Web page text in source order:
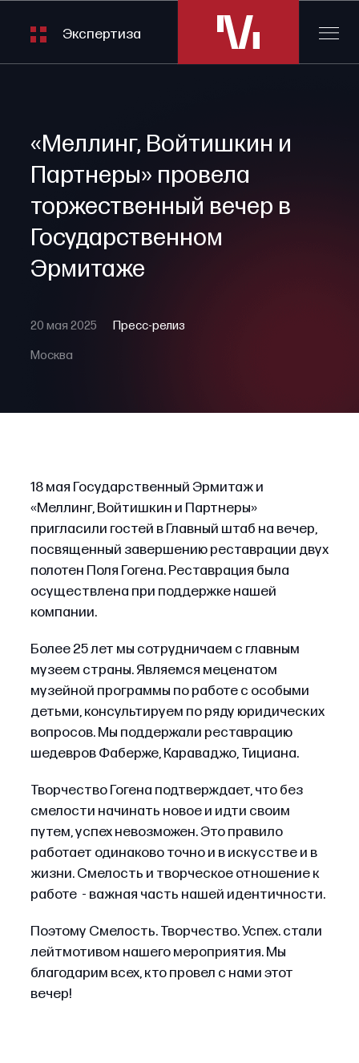
Экспертиза
«Меллинг, Войтишкин и
Партнеры» провела
торжественный вечер в
Государственном
Эрмитаже
20 мая 2025
Пресс-релиз
Москва
18 мая Государственный Эрмитаж и
«Меллинг, Войтишкин и Партнеры»
пригласили гостей в Главный штаб на вечер,
посвященный завершению реставрации двух
полотен Поля Гогена. Реставрация была
осуществлена при поддержке нашей
компании.
Более 25 лет мы сотрудничаем с главным
музеем страны. Являемся меценатом
музейной программы по работе с особыми
детьми, консультируем по ряду юридических
вопросов. Мы поддержали реставрацию
шедевров Фаберже, Караваджо, Тициана.
Творчество Гогена подтверждает, что без
смелости начинать новое и идти своим
путем, успех невозможен. Это правило
работает одинаково точно и в искусстве и в
жизни. Смелость и творческое отношение к
работе - важная часть нашей идентичности.
Поэтому Смелость. Творчество. Успех. стали
лейтмотивом нашего мероприятия. Мы
благодарим всех, кто провел с нами этот
вечер!